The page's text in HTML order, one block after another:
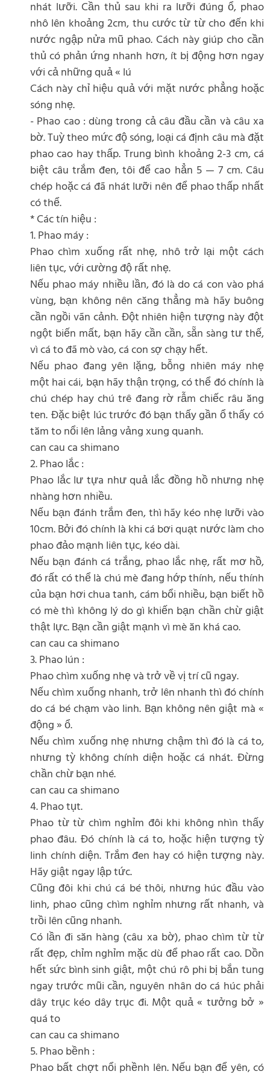
nhát lưỡi. Cần thủ sau khi ra lưỡi đúng ổ, phao
nhô lên khoảng 2cm, thu cước từ từ cho đến khi
nước ngập nửa mũ phao. Cách này giúp cho cần
thủ có phản ứng nhanh hơn, ít bị động hơn ngay
với cả những quả « lú
Cách này chỉ hiệu quả với mặt nước phẳng hoặc
sóng nhẹ.
- Phao cao : dùng trong cả câu đầu cần và câu xa
bờ. Tuỳ theo mức độ sóng, loại cá định câu mà đặt
phao cao hay thấp. Trung bình khoảng 2-3 cm, cá
biệt câu trắm đen, tôi để cao hẳn 5 — 7 cm. Câu
chép hoặc cá đã nhát lưỡi nên để phao thấp nhất
có thể.
* Các tín hiệu :
1. Phao máy :
Phao chìm xuống rất nhẹ, nhô trở lại một cách
liên tục, với cường độ rất nhẹ.
Nếu phao máy nhiều lần, đó là do cá con vào phá
vùng, bạn không nên căng thẳng mà hãy buông
cần ngồi vãn cảnh. Đột nhiên hiện tượng này đột
ngột biến mất, bạn hãy cần cần, sẵn sàng tư thế,
vì cá to đã mò vào, cá con sợ chạy hết.
Nếu phao đang yên lặng, bỗng nhiên máy nhẹ
một hai cái, bạn hãy thận trọng, có thể đó chính là
chú chép hay chú trê đang rờ rẫm chiếc râu ăng
ten. Đặc biệt lúc trước đó bạn thấy gần ổ thấy có
tăm to nổi lên lảng vảng xung quanh.
can cau ca shimano
2. Phao lắc :
Phao lắc lư tựa như quả lắc đồng hồ nhưng nhẹ
nhàng hơn nhiều.
Nếu bạn đánh trắm đen, thì hãy kéo nhẹ lưỡi vào
10cm. Bởi đó chính là khi cá bơi quạt nước làm cho
phao đảo mạnh liên tục, kéo dài.
Nếu bạn đánh cá trắng, phao lắc nhẹ, rất mơ hồ,
đó rất có thể là chú mè đang hớp thính, nếu thính
của bạn hơi chua tanh, cám bổi nhiều, bạn biết hồ
có mè thì không lý do gì khiến bạn chần chừ giật
thật lực. Bạn cần giật mạnh vì mè ăn khá cao.
can cau ca shimano
3. Phao lún :
Phao chìm xuống nhẹ và trở về vị trí cũ ngay.
Nếu chìm xuống nhanh, trở lên nhanh thì đó chính
do cá bé chạm vào linh. Bạn không nên giật mà «
động » ổ.
Nếu chìm xuống nhẹ nhưng chậm thì đó là cá to,
nhưng tỳ không chính diện hoặc cá nhát. Đừng
chần chừ bạn nhé.
can cau ca shimano
4. Phao tụt.
Phao từ từ chìm nghỉm đôi khi không nhìn thấy
phao đâu. Đó chính là cá to, hoặc hiện tượng tỳ
linh chính diện. Trắm đen hay có hiện tượng này.
Hãy giật ngay lập tức.
Cũng đôi khi chú cá bé thôi, nhưng húc đầu vào
linh, phao cũng chìm nghỉm nhưng rất nhanh, và
trồi lên cũng nhanh.
Có lần đi săn hàng (câu xa bờ), phao chìm từ từ
rất đẹp, chỉm nghỉm mặc dù để phao rất cao. Dồn
hết sức bình sinh giật, một chú rô phi bị bắn tung
ngay trước mũi cần, nguyên nhân do cá húc phải
dây trục kéo dây trục đi. Một quả « tưởng bở »
quá to
can cau ca shimano
5. Phao bềnh :
Phao bất chợt nổi phềnh lên. Nếu bạn để yên, có